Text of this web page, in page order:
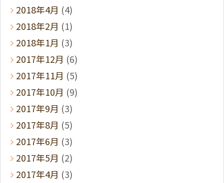
2018年4月 (4)
2018年2月 (1)
2018年1月 (3)
2017年12月 (6)
2017年11月 (5)
2017年10月 (9)
2017年9月 (3)
2017年8月 (5)
2017年6月 (3)
2017年5月 (2)
2017年4月 (3)